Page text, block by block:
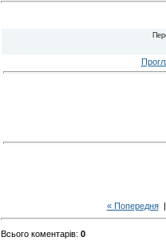
« Попередня|
Всього коментарів: 0